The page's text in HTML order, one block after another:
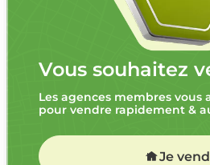
Vous souhaitez
Les agences membres vous
pour vendre rapidement &
Je